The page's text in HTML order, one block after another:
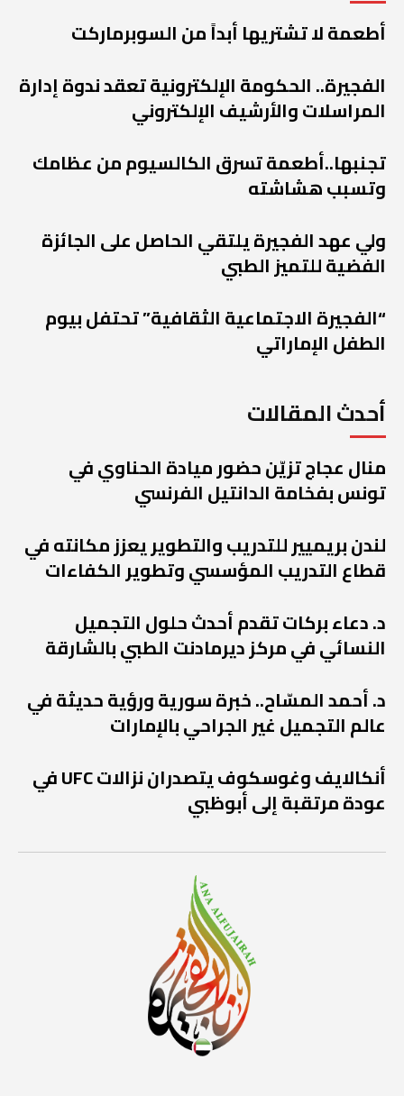
أطعمة لا تشتريها أبداً من السوبرماركت
الفجيرة.. الحكومة الإلكترونية تعقد ندوة إدارة
المراسلات والأرشيف الإلكتروني
تجنبها..أطعمة تسرق الكالسيوم من عظامك
وتسبب هشاشته
ولي عهد الفجيرة يلتقي الحاصل على الجائزة
الفضية للتميز الطبي
“الفجيرة الاجتماعية الثقافية” تحتفل بيوم
الطفل الإماراتي
أحدث المقالات
منال عجاج تزيّن حضور ميادة الحناوي في
تونس بفخامة الدانتيل الفرنسي
لندن بريميير للتدريب والتطوير يعزز مكانته في
قطاع التدريب المؤسسي وتطوير الكفاءات
د. دعاء بركات تقدم أحدث حلول التجميل
النسائي في مركز ديرمادنت الطبي بالشارقة
د. أحمد المسّاح.. خبرة سورية ورؤية حديثة في
عالم التجميل غير الجراحي بالإمارات
أنكالايف وغوسكوف يتصدران نزالات UFC في
عودة مرتقبة إلى أبوظبي